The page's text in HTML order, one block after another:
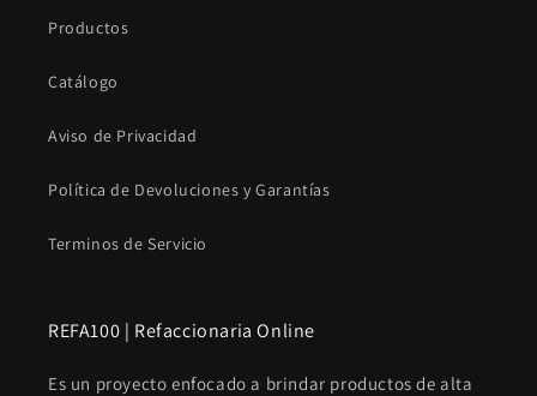
Productos
Catálogo
Aviso de Privacidad
Política de Devoluciones y Garantías
Terminos de Servicio
REFA100 | Refaccionaria Online
Es un proyecto enfocado a brindar productos de alta